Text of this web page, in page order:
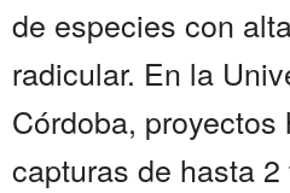
de especies con
radicular. En la
Córdoba,
capturas de hasta